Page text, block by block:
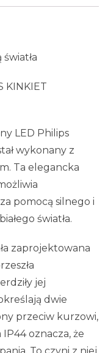
KINKIET
LED Philips
wykonany z
Ta elegancka
pomocą silnego i
światła.
zaprojektowana
jej
dwie
przeciw kurzowi,
oznacza, że